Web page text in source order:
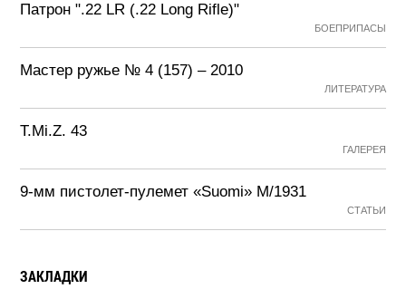
Патрон ".22 LR (.22 Long Rifle)"
БОЕПРИПАСЫ
Мастер ружье № 4 (157) – 2010
ЛИТЕРАТУРА
T.Mi.Z. 43
ГАЛЕРЕЯ
9-мм пистолет-пулемет «Suomi» М/1931
СТАТЬИ
ЗАКЛАДКИ